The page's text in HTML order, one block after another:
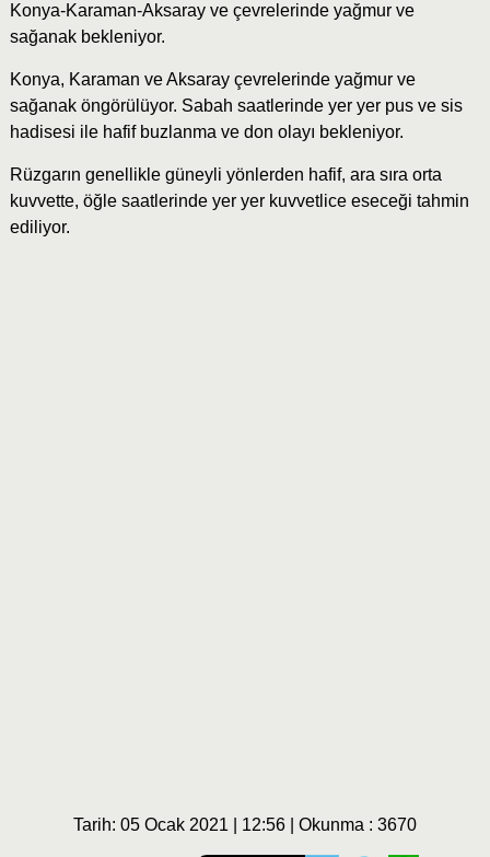
Konya-Karaman-Aksaray ve çevrelerinde yağmur ve
sağanak bekleniyor.
Konya, Karaman ve Aksaray çevrelerinde yağmur ve
sağanak öngörülüyor. Sabah saatlerinde yer yer pus ve sis
hadisesi ile hafif buzlanma ve don olayı bekleniyor.
Rüzgarın genellikle güneyli yönlerden hafif, ara sıra orta
kuvvette, öğle saatlerinde yer yer kuvvetlice eseceği tahmin
ediliyor.
Tarih: 05 Ocak 2021 | 12:56 | Okunma : 3670